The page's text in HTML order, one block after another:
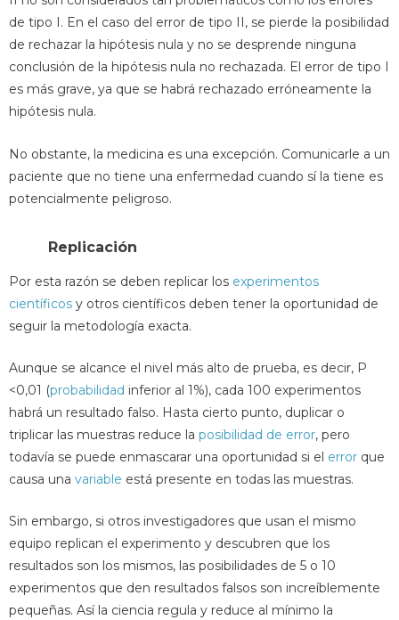
de tipo I. En el caso del error de tipo II, se pierde la posibilidad
de rechazar la hipótesis nula y no se desprende ninguna
conclusión de la hipótesis nula no rechazada. El error de tipo I
es más grave, ya que se habrá rechazado erróneamente la
hipótesis nula.
No obstante, la medicina es una excepción. Comunicarle a un
paciente que no tiene una enfermedad cuando sí la tiene es
potencialmente peligroso.
Replicación
Por esta razón se deben replicar los experimentos
científicos y otros científicos deben tener la oportunidad de
seguir la metodología exacta.
Aunque se alcance el nivel más alto de prueba, es decir, P
<0,01 (probabilidad inferior al 1%), cada 100 experimentos
habrá un resultado falso. Hasta cierto punto, duplicar o
triplicar las muestras reduce la posibilidad de error, pero
todavía se puede enmascarar una oportunidad si el error que
causa una variable está presente en todas las muestras.
Sin embargo, si otros investigadores que usan el mismo
equipo replican el experimento y descubren que los
resultados son los mismos, las posibilidades de 5 o 10
experimentos que den resultados falsos son increíblemente
pequeñas. Así la ciencia regula y reduce al mínimo la